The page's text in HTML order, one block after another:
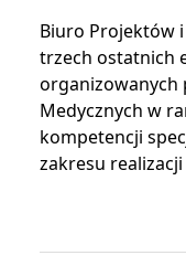
Biuro Projektów
trzech ostatnich
organizowanych
Medycznych w
kompetencji
zakresu